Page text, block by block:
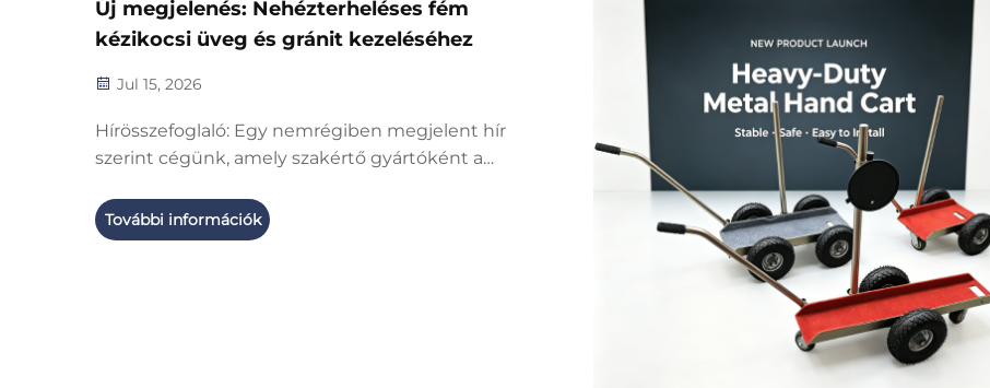
Új megjelenés: Nehézterheléses fém
kézikocsi üveg és gránit kezeléséhez
Jul 15, 2026
Hírösszefoglaló: Egy nemrégiben megjelent hír
szerint cégünk, amely szakértő gyártóként a
rendezőberendezések kutatás-fejlesztésével és
gyártásával foglalkozik, áttörte a nagy teljes
További információk